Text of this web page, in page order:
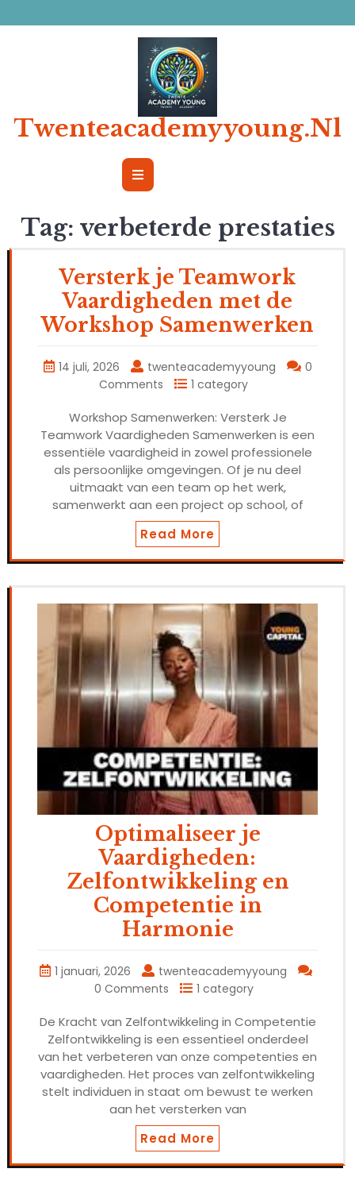
naar
Twenteacademyyoung.nl
Open
Tag: verbeterde prestaties
Versterk je Teamwork
Vaardigheden met de
Workshop Samenwerken
14 juli, 2026 twenteacademyyoung
0
Comments
1 category
Workshop Samenwerken: Versterk Je
Teamwork Vaardigheden Samenwerken is een
essentiële vaardigheid in zowel professionele
als persoonlijke omgevingen. Of je nu deel
uitmaakt van een team op het werk,
samenwerkt aan een project op school, of
Read More
Optimaliseer je
Vaardigheden:
Zelfontwikkeling en
Competentie in
Harmonie
1 januari, 2026
twenteacademyyoung
0 Comments
1 category
De Kracht van Zelfontwikkeling in Competentie
Zelfontwikkeling is een essentieel onderdeel
van het verbeteren van onze competenties en
vaardigheden. Het proces van zelfontwikkeling
stelt individuen in staat om bewust te werken
aan het versterken van
Read More